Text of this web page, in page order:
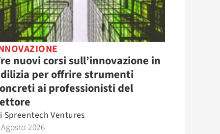
nuovi corsi sull’innovazione in
per offrire strumenti
ai professionisti del
Spreentech Ventures
2026